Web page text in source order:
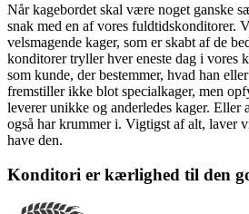
Når kagebordet skal være noget ganske
snak med en af vores fuldtidskonditorer.
velsmagende kager, som er skabt af de
konditorer tryller hver eneste dag i vores
som kunde, der bestemmer, hvad han
fremstiller ikke blot specialkager, men
leverer unikke og anderledes kager. Eller
også har krummer i. Vigtigst af alt, laver
have den.
Konditori er kærlighed til den